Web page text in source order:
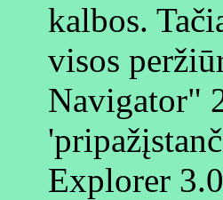
kalbos.
visos
Navigator"
Explorer